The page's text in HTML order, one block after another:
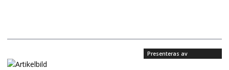
Presenteras av